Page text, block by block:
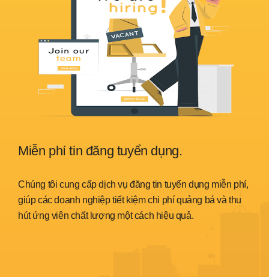
Miễn phí tin đăng tuyển dụng.
Chúng tôi cung cấp dịch vụ đăng tin tuyển dụng miễn phí,
giúp các doanh nghiệp tiết kiệm chi phí quảng bá và thu
hút ứng viên chất lượng một cách hiệu quả.